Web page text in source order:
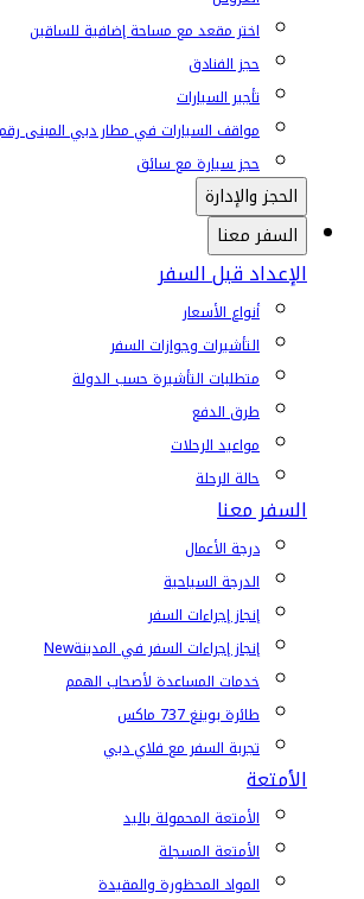
اختر مقعد مع مساحة إضافية للساقين
حجز الفنادق
تأجير السيارات
مواقف السيارات في مطار دبي المبنى
حجز سيارة مع سائق
الحجز والإدارة
السفر معنا
الإعداد قبل السفر
أنواع الأسعار
التأشيرات وجوازات السفر
متطلبات التأشيرة حسب الدولة
طرق الدفع
مواعيد الرحلات
حالة الرحلة
السفر معنا
درجة الأعمال
الدرجة السياحية
إنجاز إجراءات السفر
إنجاز إجراءات السفر في المدينةNew
خدمات المساعدة لأصحاب الهمم
طائرة بوينغ 737 ماكس
تجربة السفر مع فلاي دبي
الأمتعة
الأمتعة المحمولة باليد
الأمتعة المسجلة
المواد المحظورة والمقيدة